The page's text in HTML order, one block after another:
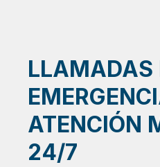
LLAMADAS
ATENCIÓN
24/7